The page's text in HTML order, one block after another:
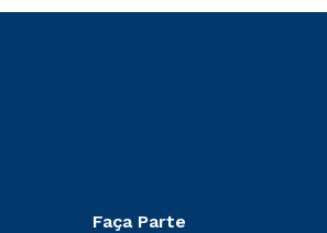
Faça Parte